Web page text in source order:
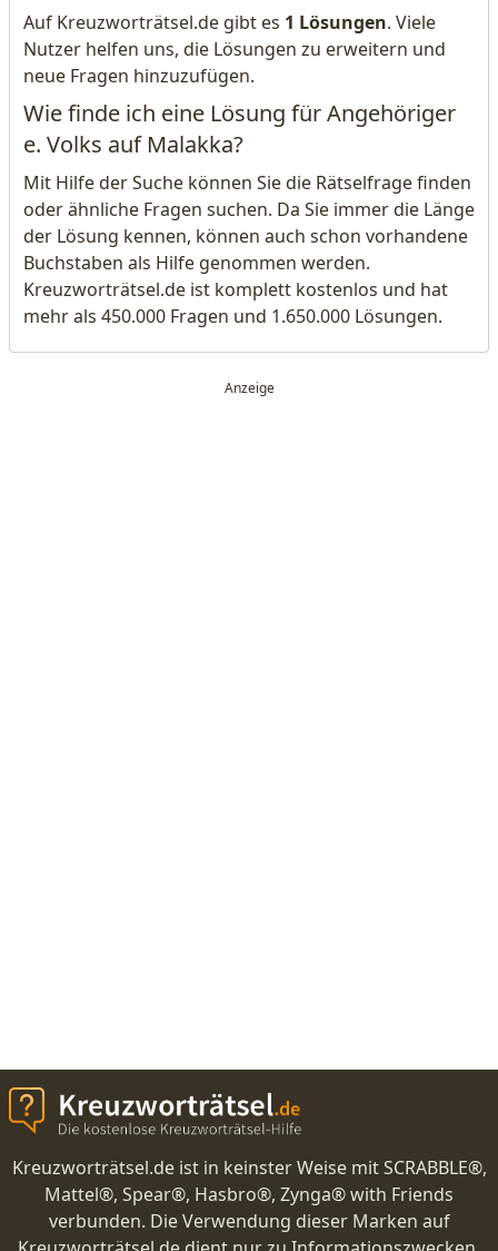
Auf Kreuzworträtsel.de gibt es 1 Lösungen. Viele
Nutzer helfen uns, die Lösungen zu erweitern und
neue Fragen hinzuzufügen.
Wie finde ich eine Lösung für Angehöriger
e. Volks auf Malakka?
Mit Hilfe der Suche können Sie die Rätselfrage finden
oder ähnliche Fragen suchen. Da Sie immer die Länge
der Lösung kennen, können auch schon vorhandene
Buchstaben als Hilfe genommen werden.
Kreuzworträtsel.de ist komplett kostenlos und hat
mehr als 450.000 Fragen und 1.650.000 Lösungen.
Kreuzworträtsel.de ist in keinster Weise mit SCRABBLE®,
Mattel®, Spear®, Hasbro®, Zynga® with Friends
verbunden. Die Verwendung dieser Marken auf